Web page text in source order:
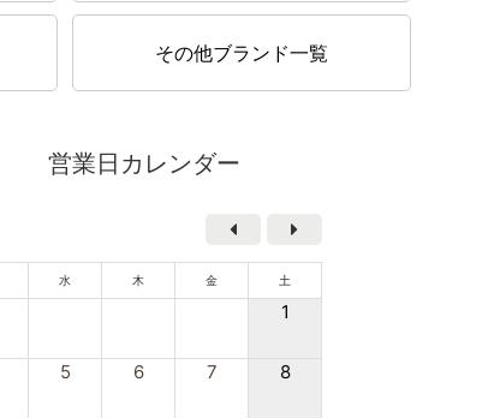
その他ブランド一覧
営業日カレンダー
水 木 金 土
1
5 6 7 8